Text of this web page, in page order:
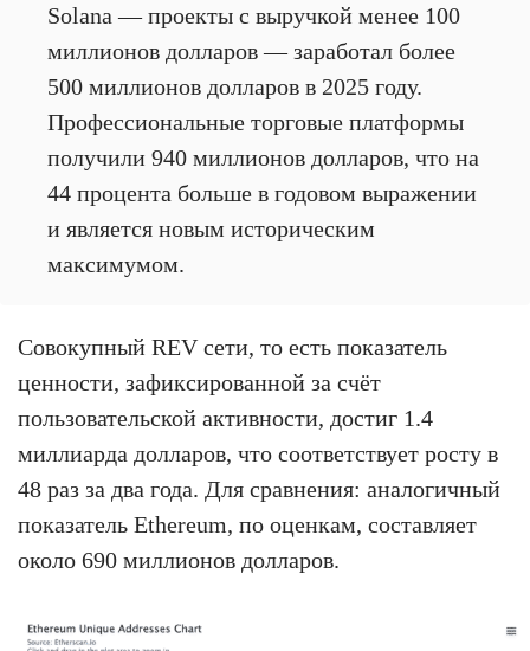
Solana — проекты с выручкой менее 100
миллионов долларов — заработал более
500 миллионов долларов в 2025 году.
Профессиональные торговые платформы
получили 940 миллионов долларов, что на
44 процента больше в годовом выражении
и является новым историческим
максимумом.
Совокупный REV сети, то есть показатель
ценности, зафиксированной за счёт
пользовательской активности, достиг 1.4
миллиарда долларов, что соответствует росту в
48 раз за два года. Для сравнения: аналогичный
показатель Ethereum, по оценкам, составляет
около 690 миллионов долларов.